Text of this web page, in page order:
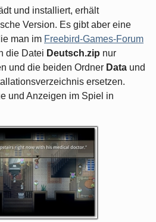
und installiert, erhält
Version. Es gibt aber eine
man im Freebird-Games-Forum
die Datei Deutsch.zip nur
und die beiden Ordner Data und
ersetzen.
und Anzeigen im Spiel in